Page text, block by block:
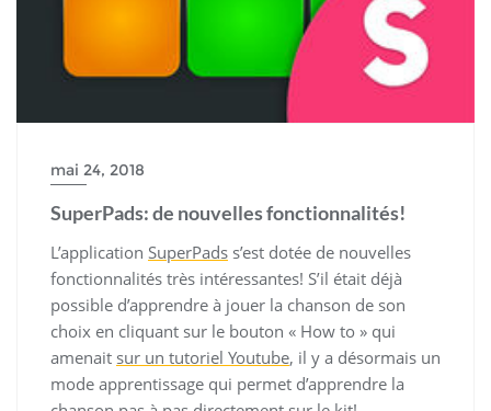
mai 24, 2018
SuperPads: de nouvelles fonctionnalités!
L’application SuperPads s’est dotée de nouvelles
fonctionnalités très intéressantes! S’il était déjà
possible d’apprendre à jouer la chanson de son
choix en cliquant sur le bouton « How to » qui
amenait sur un tutoriel Youtube, il y a désormais un
mode apprentissage qui permet d’apprendre la